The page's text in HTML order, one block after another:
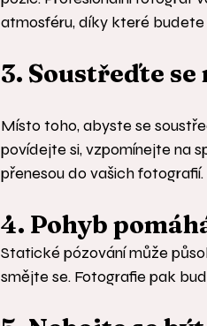
atmosféru, díky které
3. Soustřeďte
Místo toho, abyste se
povídejte si, vzpomínejte na
přenesou do vašich fotografií.
4. Pohyb
Statické pózování může
smějte se. Fotografie pak